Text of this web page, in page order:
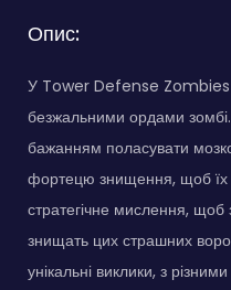
Опис:
У Tower Defense Zombies
безжальними ордами
бажанням поласувати
фортецю знищення, щоб їх
стратегічне мислення, щоб
знищать цих страшних
унікальні виклики, з